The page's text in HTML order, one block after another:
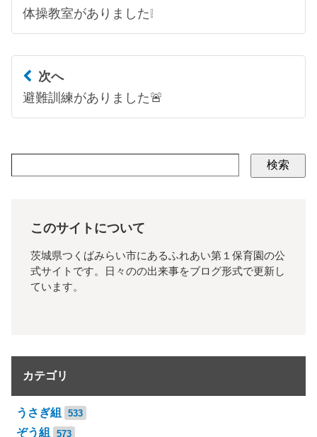
体操教室がありました❕
次へ
避難訓練がありました🚨
検索
このサイトについて
茨城県つくばみらい市にあるふれあい第１保育園の公
式サイトです。日々のの出来事をブログ形式で更新し
ています。
カテゴリ
うさぎ組 533
ぞう組 573